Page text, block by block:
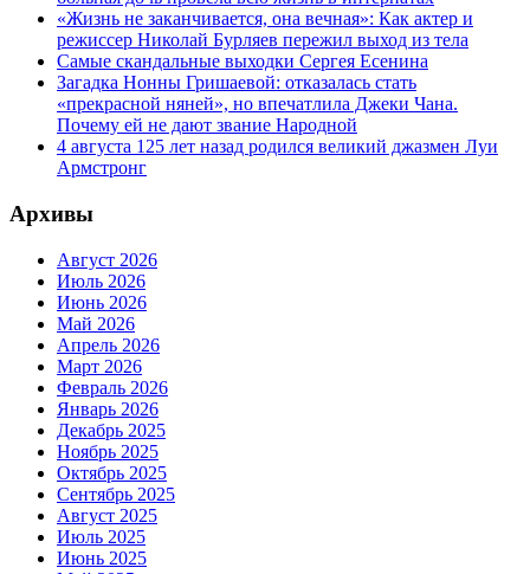
«Жизнь не заканчивается, она вечная»: Как актер и
режиссер Николай Бурляев пережил выход из тела
Самые скандальные выходки Сергея Есенина
Загадка Нонны Гришаевой: отказалась стать
«прекрасной няней», но впечатлила Джеки Чана.
Почему ей не дают звание Народной
4 августа 125 лет назад родился великий джазмен Луи
Армстронг
Архивы
Август 2026
Июль 2026
Июнь 2026
Май 2026
Апрель 2026
Март 2026
Февраль 2026
Январь 2026
Декабрь 2025
Ноябрь 2025
Октябрь 2025
Сентябрь 2025
Август 2025
Июль 2025
Июнь 2025